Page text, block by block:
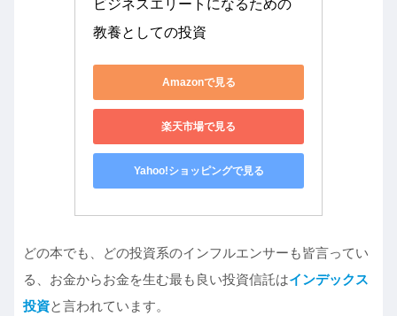
ビジネスエリートになるための
教養としての投資
Amazonで見る
楽天市場で見る
Yahoo!ショッピングで見る
どの本でも、どの投資系のインフルエンサーも皆言ってい
る、お金からお金を生む最も良い投資信託はインデックス
投資と言われています。